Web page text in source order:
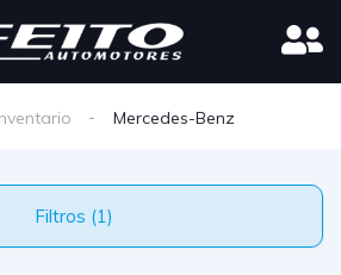
Mercedes-Benz
Filtros (1)